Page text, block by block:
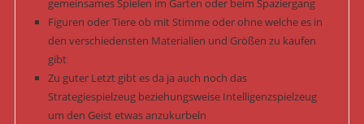
gemeinsames Spielen im Garten oder beim Spaziergang
Figuren oder Tiere ob mit Stimme oder ohne welche es in
den verschiedensten Materialien und Größen zu kaufen
gibt
Zu guter Letzt gibt es da ja auch noch das
Strategiespielzeug beziehungsweise Intelligenzspielzeug
um den Geist etwas anzukurbeln